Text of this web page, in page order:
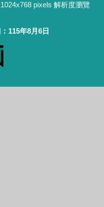
pixels 解析度瀏覽
115年8月6日